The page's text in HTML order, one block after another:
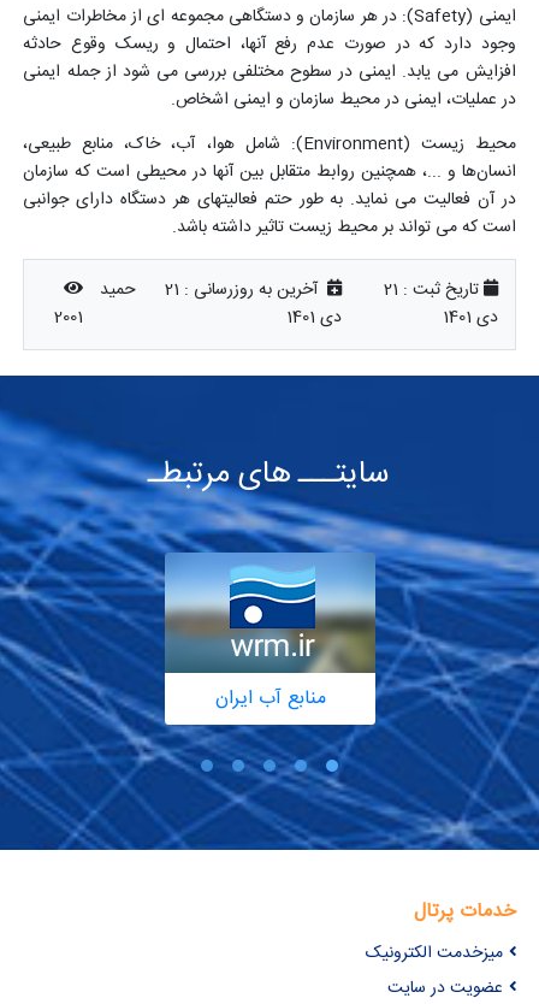
ایمنی (Safety): در هر سازمان و دستگاهی مجموعه ای از مخاطرات ایمنی
وجود دارد که در صورت عدم رفع آنها، احتمال و ریسک وقوع حادثه
افزایش می یابد. ایمنی در سطوح مختلفی بررسی می شود از جمله ایمنی
در عملیات، ایمنی در محیط سازمان و ایمنی اشخاص.
محیط زیست (Environment): شامل هوا، آب، خاک، منابع طبیعی،
انسانها و ...، همچنین روابط متقابل بین آنها در محیطی است که سازمان
در آن فعالیت می نماید. به طور حتم فعالیتهای هر دستگاه دارای جوانبی
است که می تواند بر محیط زیست تاثیر داشته باشد.
تاریخ ثبت : 21
دی 1401
آخرین به روزرسانی : 21
دی 1401
حمید
2001
سایتـــ های مرتبطـ
منابع آب ایران
خدمات پرتال
میزخدمت الکترونیک
عضویت در سایت